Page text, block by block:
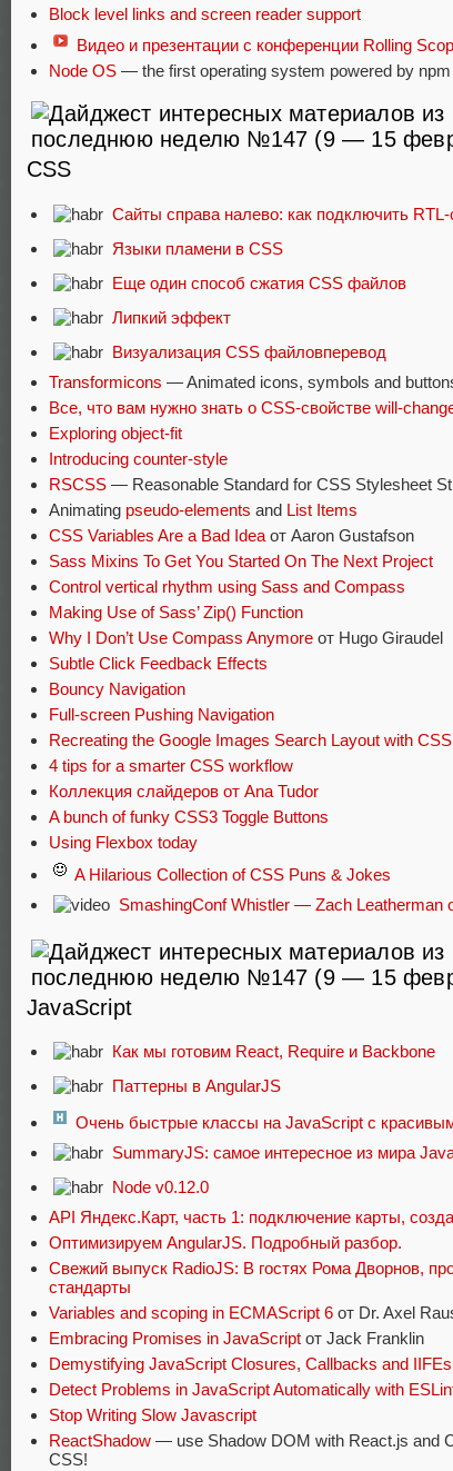
Block level links and screen reader support
Видео и презентации с конференции Rolling
Node OS — the first operating system powered by npm
CSS
Сайты справа налево: как подключить RTL-
Языки пламени в CSS
Еще один способ сжатия CSS файлов
Липкий эффект
Визуализация CSS файловперевод
Transformicons — Animated icons, symbols and
Все, что вам нужно знать о CSS-свойстве will-
Exploring object-fit
Introducing counter-style
RSCSS — Reasonable Standard for CSS Stylesheet
Animating pseudo-elements and List Items
CSS Variables Are a Bad Idea от Aaron Gustafson
Sass Mixins To Get You Started On The Next Project
Control vertical rhythm using Sass and Compass
Making Use of Sass’ Zip() Function
Why I Don’t Use Compass Anymore от Hugo Giraudel
Subtle Click Feedback Effects
Bouncy Navigation
Full-screen Pushing Navigation
Recreating the Google Images Search Layout with CSS
4 tips for a smarter CSS workflow
Коллекция слайдеров от Ana Tudor
A bunch of funky CSS3 Toggle Buttons
Using Flexbox today
A Hilarious Collection of CSS Puns & Jokes
SmashingConf Whistler — Zach Leatherman
JavaScript
Как мы готовим React, Require и Backbone
Паттерны в AngularJS
Очень быстрые классы на JavaScript с
SummaryJS: самое интересное из мира
Node v0.12.0
API Яндекс.Карт, часть 1: подключение карты,
Оптимизируем AngularJS. Подробный разбор.
Свежий выпуск RadioJS: В гостях Рома Дворнов,
стандарты
Variables and scoping in ECMAScript 6 от Dr. Axel
Embracing Promises in JavaScript от Jack Franklin
Demystifying JavaScript Closures, Callbacks and IIFEs
Detect Problems in JavaScript Automatically with
Stop Writing Slow Javascript
ReactShadow — use Shadow DOM with React.js and
CSS!